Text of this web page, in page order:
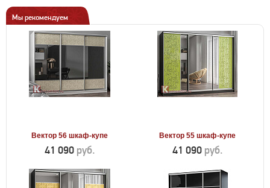
Мы рекомендуем
Вектор 56 шкаф-купе
41 090 руб.
Вектор 55 шкаф-купе
41 090 руб.